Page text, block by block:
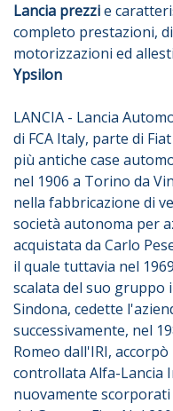
Lancia prezzie
completo prestazioni,
motorizzazioni ed
Ypsilon
LANCIA - Lancia
di FCA Italy, parte di
più antiche case
nel 1906 a Torino da
nella fabbricazione di
società autonoma per
acquistata da Carlo
il quale tuttavia nel
scalata del suo gruppo
Sindona, cedette
successivamente, nel
Romeo dall'IRI,
controllata Alfa-Lancia
nuovamente